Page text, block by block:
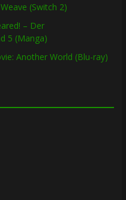
(Switch 2)
– Der
5 (Manga)
Another World (Blu-ray)